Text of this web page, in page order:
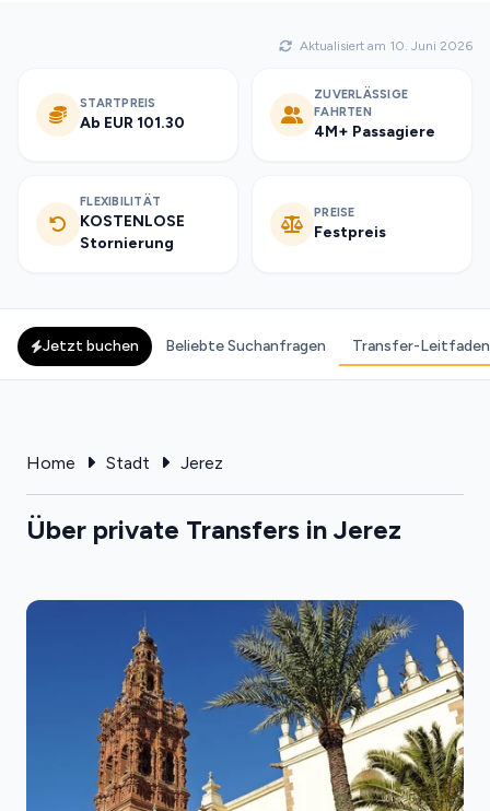
Aktualisiert am 10. Juni 2026
STARTPREIS
Ab EUR 101.30
ZUVERLÄSSIGE
FAHRTEN
4M+ Passagiere
FLEXIBILITÄT
KOSTENLOSE
Stornierung
PREISE
Festpreis
Jetzt buchen Beliebte Suchanfragen Transfer-Leitfaden
Home Stadt Jerez
Über private Transfers in Jerez